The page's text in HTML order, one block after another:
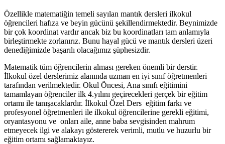
Özellikle matematiğin temeli sayılan mantık dersleri ilkokul
öğrencileri hafıza ve beyin gücünü şekillendirmektedir. Beynimizde
bir çok koordinat vardır ancak biz bu koordinatları tam anlamıyla
birleştirmekte zorlanırız. Bunu hayal gücü ve mantık dersleri üzeri
denediğimizde başarılı olacağımız şüphesizdir.
Matematik tüm öğrencilerin alması gereken önemli bir derstir.
İlkokul özel derslerimiz alanında uzman en iyi sınıf öğretmenleri
tarafından verilmektedir. Okul Öncesi, Ana sınıfı eğitimini
tamamlayan öğrenciler ilk 4.yılını geçirecekleri gerçek bir eğitim
ortamı ile tanışacaklardır. İlkokul Özel Ders eğitim farkı ve
profesyonel öğretmenleri ile ilkokul öğrencilerine gerekli eğitimi,
oryantasyonu ve onları aile, anne baba sevgisinden mahrum
etmeyecek ilgi ve alakayı göstererek verimli, mutlu ve huzurlu bir
eğitim ortamı sağlamaktayız.